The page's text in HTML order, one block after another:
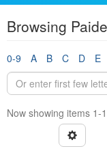
Browsing
0-9 A B C D E
Now showing items 1-